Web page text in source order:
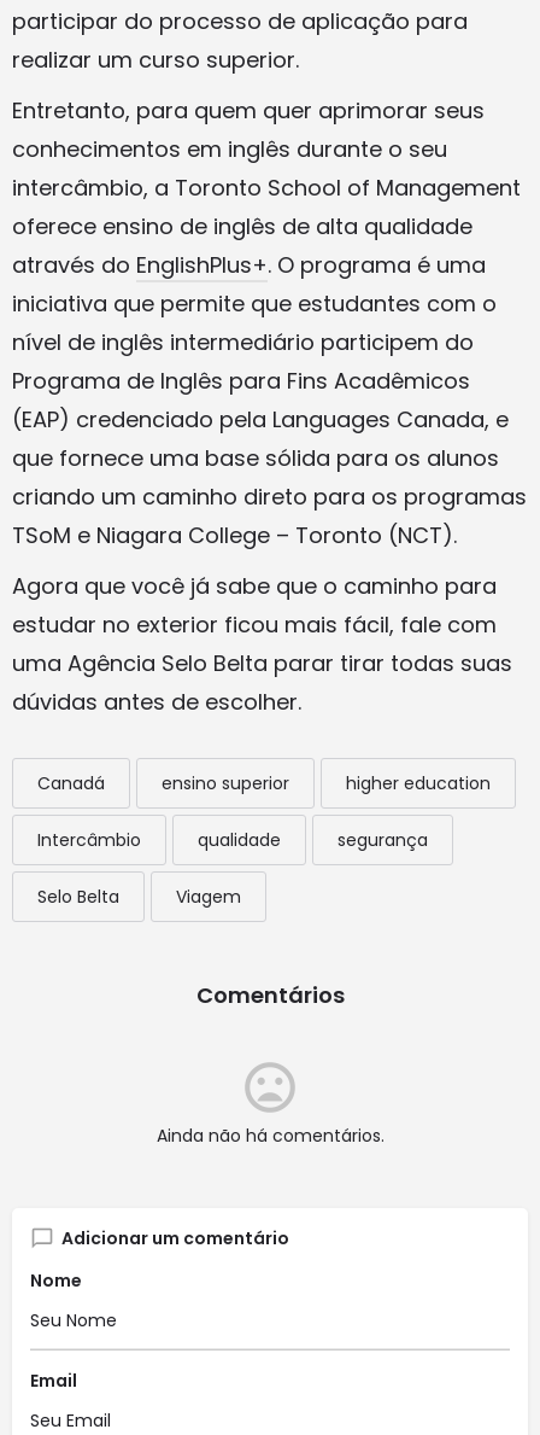
participar do processo de aplicação para
realizar um curso superior.
Entretanto, para quem quer aprimorar seus
conhecimentos em inglês durante o seu
intercâmbio, a Toronto School of Management
oferece ensino de inglês de alta qualidade
através do EnglishPlus+. O programa é uma
iniciativa que permite que estudantes com o
nível de inglês intermediário participem do
Programa de Inglês para Fins Acadêmicos
(EAP) credenciado pela Languages ​​Canada, e
que fornece uma base sólida para os alunos
criando um caminho direto para os programas
TSoM e Niagara College – Toronto (NCT).
Agora que você já sabe que o caminho para
estudar no exterior ficou mais fácil, fale com
uma Agência Selo Belta parar tirar todas suas
dúvidas antes de escolher.
Canadá ensino superior higher education
Intercâmbio qualidade segurança
Selo Belta Viagem
Comentários
Ainda não há comentários.
Adicionar um comentário
Nome
Email